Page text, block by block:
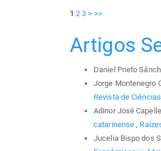
1 2 3 > >>
Artigos
Daniel Prieto
Jorge Montenegro
Revista de
Adinor José
catarinense,
Jucelia Bispo dos